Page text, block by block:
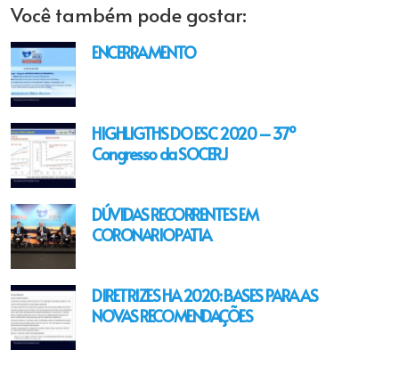
Você também pode gostar:
ENCERRAMENTO
HIGHLIGTHS DO ESC 2020 – 37º
Congresso da SOCERJ
DÚVIDAS RECORRENTES EM
CORONARIOPATIA
DIRETRIZES HA 2020: BASES PARA AS
NOVAS RECOMENDAÇÕES